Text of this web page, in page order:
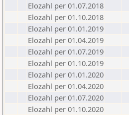
Elozahl per 01.07.2018
Elozahl per 01.10.2018
Elozahl per 01.01.2019
Elozahl per 01.04.2019
Elozahl per 01.07.2019
Elozahl per 01.10.2019
Elozahl per 01.01.2020
Elozahl per 01.04.2020
Elozahl per 01.07.2020
Elozahl per 01.10.2020